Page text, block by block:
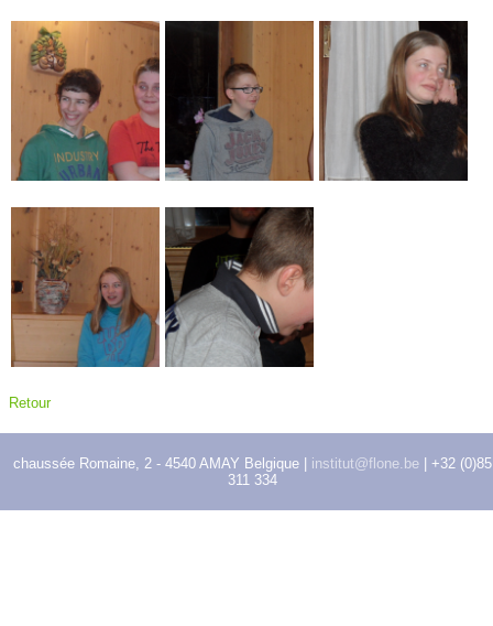
Retour
chaussée Romaine, 2 - 4540 AMAY Belgique | institut@flone.be| +32 (0)85
311 334